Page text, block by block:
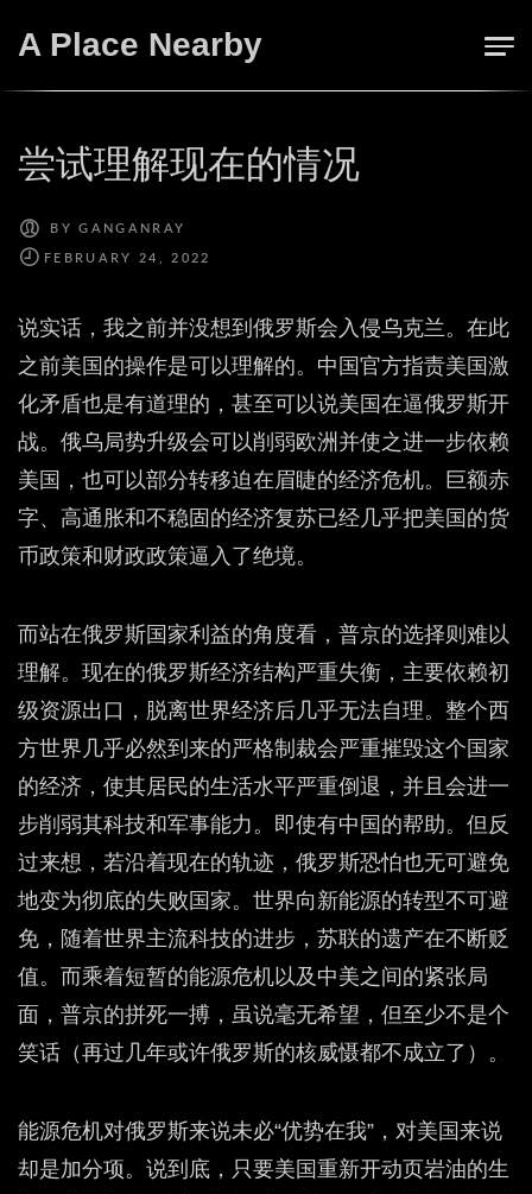
A Place Nearby
尝试理解现在的情况
BYGANGANRAY
说实话，我之前并没想到俄罗斯会入侵乌克兰。在此
之前美国的操作是可以理解的。中国官方指责美国激
化矛盾也是有道理的，甚至可以说美国在逼俄罗斯开
战。俄乌局势升级会可以削弱欧洲并使之进一步依赖
美国，也可以部分转移迫在眉睫的经济危机。巨额赤
字、高通胀和不稳固的经济复苏已经几乎把美国的货
币政策和财政政策逼入了绝境。
而站在俄罗斯国家利益的角度看，普京的选择则难以
理解。现在的俄罗斯经济结构严重失衡，主要依赖初
级资源出口，脱离世界经济后几乎无法自理。整个西
方世界几乎必然到来的严格制裁会严重摧毁这个国家
的经济，使其居民的生活水平严重倒退，并且会进一
步削弱其科技和军事能力。即使有中国的帮助。但反
过来想，若沿着现在的轨迹，俄罗斯恐怕也无可避免
地变为彻底的失败国家。世界向新能源的转型不可避
免，随着世界主流科技的进步，苏联的遗产在不断贬
值。而乘着短暂的能源危机以及中美之间的紧张局
面，普京的拼死一搏，虽说毫无希望，但至少不是个
笑话（再过几年或许俄罗斯的核威慑都不成立了）。
能源危机对俄罗斯来说未必“优势在我”，对美国来说
却是加分项。说到底，只要美国重新开动页岩油的生